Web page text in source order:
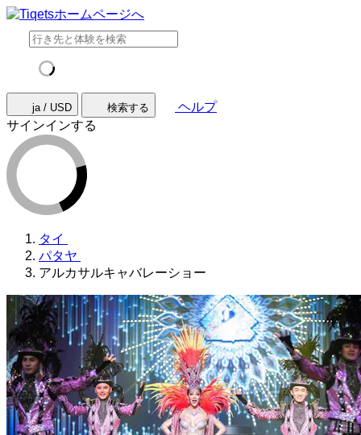
ja / USD 検索する
ヘルプ
サインインする
タイ
パタヤ
アルカサルキャバレーショー